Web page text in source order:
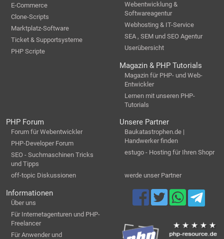
E-Commerce
Clone-Scripts
Marktplatz-Software
Ticket & Supportsysteme
PHP Scripte
Webentwicklung &
Softwareagentur
Webhosting & IT-Service
SEA , SEM und SEO Agentur
Userübersicht
Magazin & PHP Tutorials
Magazin für PHP- und Web-
Entwickler
Lernen mit unseren PHP-
Tutorials
PHP Forum
Forum für Webentwickler
PHP-Developer Forum
SEO - Suchmaschinen Tricks
und Tipps
off-topic Diskussionen
Unsere Partner
Baukatastrophen.de |
Handwerker finden
estugo - Hosting für Ihren Shopr
werde unser Partner
Informationen
Über uns
Für Internetagenturen und PHP-
Freelancer
Für Anwender und